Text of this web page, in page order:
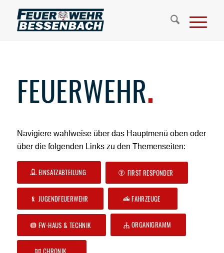
FEUERWEHR.
Navigiere wahlweise über das Hauptmenü oben oder
über die folgenden Links zu den Themenseiten:
EINSATZABTEILUNG FIRST RESPONDER
JUGENDFEUERWEHR FAHRZEUGE
FW-HAUS & TECHNIK ORGANIGRAMM